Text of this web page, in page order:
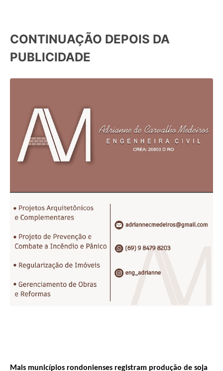
CONTINUAÇÃO DEPOIS DA
PUBLICIDADE
Mais municípios rondonienses registram produção de soja